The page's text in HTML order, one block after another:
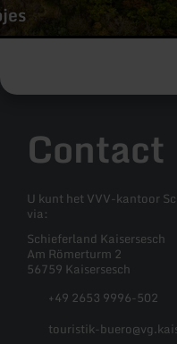
Contact
U kunt het VVV-kantoor
via:
Schieferland Kaisersesch
Am Römerturm 2
56759 Kaisersesch
+49 2653 9996-502
touristik-